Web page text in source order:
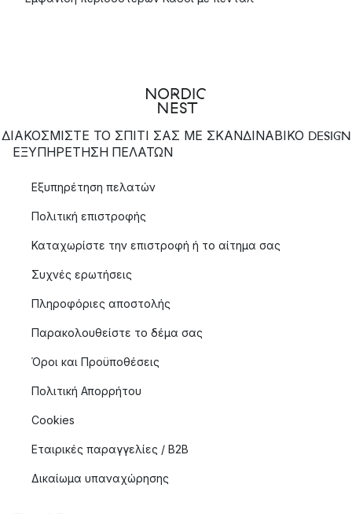
ΔΙΑΚΟΣΜΙΣΤΕ ΤΟ ΣΠΙΤΙ ΣΑΣ ΜΕ ΣΚΑΝΔΙΝΑΒΙΚΟ DESIGN
ΕΞΥΠΗΡΈΤΗΣΗ ΠΕΛΑΤΏΝ
Εξυπηρέτηση πελατών
Πολιτική επιστροφής
Καταχωρίστε την επιστροφή ή το αίτημα σας
Συχνές ερωτήσεις
Πληροφόριες αποστολής
Παρακολουθείστε το δέμα σας
Όροι και Προϋποθέσεις
Πολιτική Απορρήτου
Cookies
Εταιρικές παραγγελίες / B2B
Δικαίωμα υπαναχώρησης